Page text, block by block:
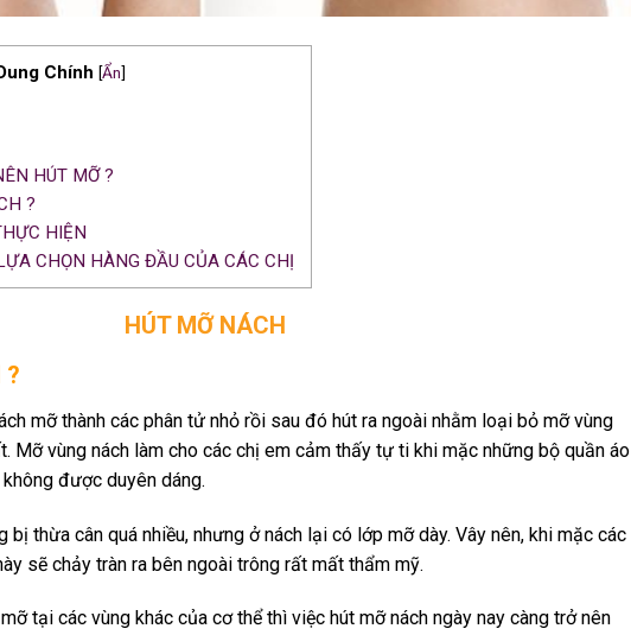
Chính [Ẩn]
HÚT MỠ ?
?
HIỆN
CHỌN HÀNG ĐẦU CỦA CÁC CHỊ
HÚT MỠ NÁCH
?
mỡ thành các phân tử nhỏ rồi sau đó hút ra ngoài nhằm loại bỏ mỡ vùng
Mỡ vùng nách làm cho các chị em cảm thấy tự ti khi mặc những bộ quần áo
được duyên dáng.
bị thừa cân quá nhiều, nhưng ở nách lại có lớp mỡ dày. Vây nên, khi mặc các
sẽ chảy tràn ra bên ngoài trông rất mất thẩm mỹ.
tại các vùng khác của cơ thể thì việc hút mỡ nách ngày nay càng trở nên